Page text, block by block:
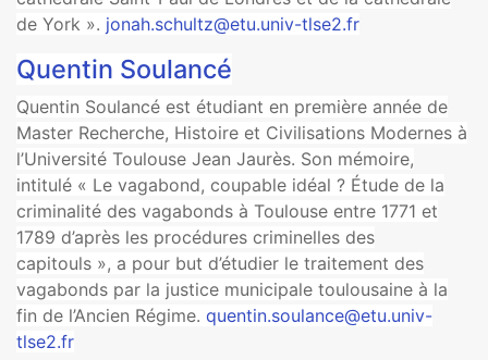
de York ». jonah.schultz@etu.univ-tlse2.fr
Quentin Soulancé
Quentin Soulancé est étudiant en première année de
Master Recherche, Histoire et Civilisations Modernes à
l’Université Toulouse Jean Jaurès. Son mémoire,
intitulé « Le vagabond, coupable idéal ? Étude de la
criminalité des vagabonds à Toulouse entre 1771 et
1789 d’après les procédures criminelles des
capitouls », a pour but d’étudier le traitement des
vagabonds par la justice municipale toulousaine à la
fin de l’Ancien Régime. quentin.soulance@etu.univ-
tlse2.fr